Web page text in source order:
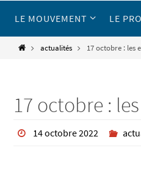
contenu
LE MOUVEMENT LE
Homeactualités 17 octobre : les
17 octobre :
14 octobre 2022